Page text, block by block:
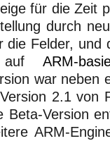
für die Zeit
durch
die Felder, und
aufARM-
war neben
2.1 von
Beta-Version
ARM-